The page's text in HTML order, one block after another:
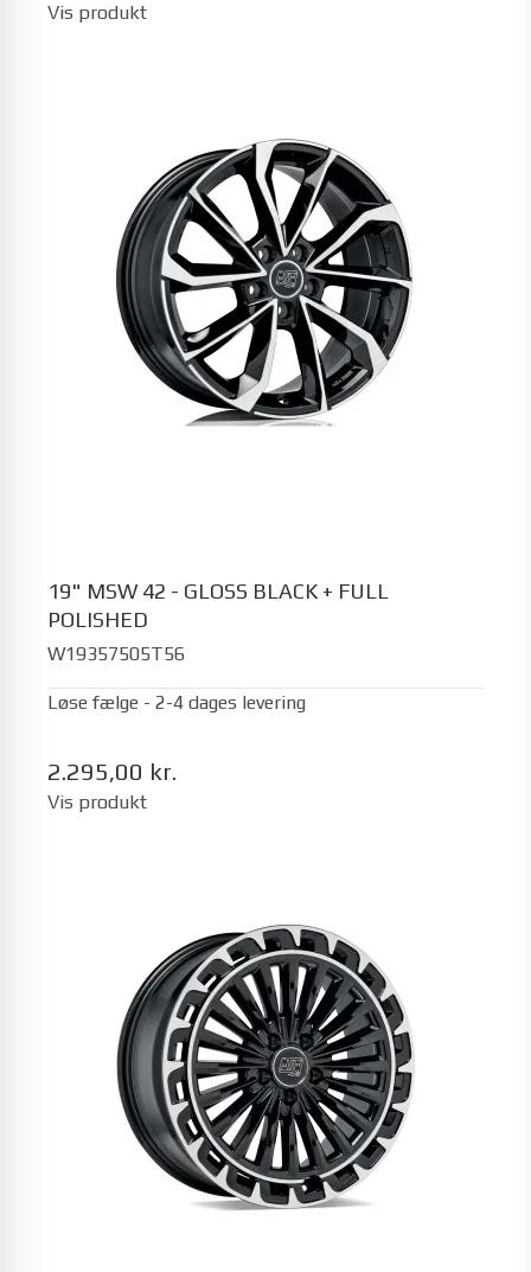
Vis produkt
19" MSW 42 - GLOSS BLACK + FULL
POLISHED
W19357505T56
Løse fælge - 2-4 dages levering
2.295,00 kr.
Vis produkt